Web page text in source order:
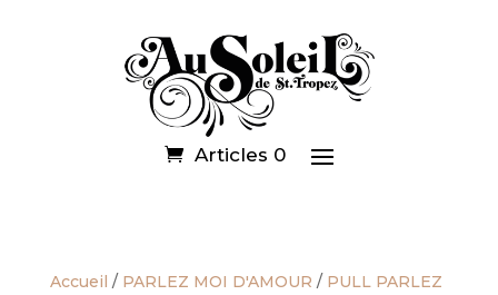
Articles 0
Accueil / PARLEZ MOI D'AMOUR / PULL PARLEZ